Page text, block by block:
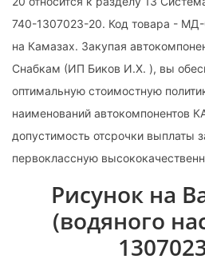
740-1307023-20. Код товара - МД-
на Камазах. Закупая
Снабкам (ИП Биков И.Х. ), вы
оптимальную стоимостную
наименований автокомпонентов
допустимость отсрочки выплаты
первоклассную
Рисунок на
(водяного